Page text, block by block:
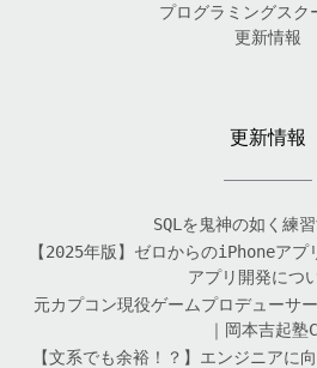
プログラミングスク
更新情報
更新情報
SQLを鬼神の如く練
【2025年版】ゼロからのiPhoneア
アプリ開発につ
元カプコン現役ゲームプロデューサ
｜岡本吉起塾
【文系でも余裕！？】エンジニアに